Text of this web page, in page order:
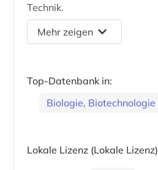
Technik.
Mehr zeigen
Top-Datenbank in:
Biologie, Biotechnologie
Lokale Lizenz (Lokale Lizenz)